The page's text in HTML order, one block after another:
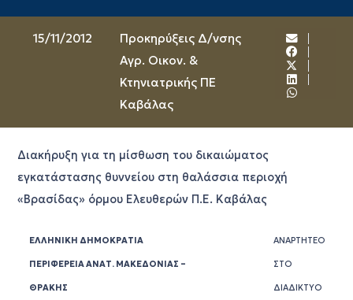
15/11/2012
Προκηρύξεις Δ/νσης
Αγρ. Οικον. &
Κτηνιατρικής ΠΕ
Καβάλας
Διακήρυξη για τη μίσθωση του δικαιώματος
εγκατάστασης θυννείου στη θαλάσσια περιοχή
«Βρασίδας» όρμου Ελευθερών Π.Ε. Καβάλας
ΕΛΛΗΝΙΚΗ ΔΗΜΟΚΡΑΤΙΑ
ΠΕΡΙΦΕΡΕΙΑ ΑΝΑΤ. ΜΑΚΕΔΟΝΙΑΣ –
ΘΡΑΚΗΣ
ΑΝΑΡΤΗΤΕΟ
ΣΤΟ
ΔΙΑΔΙΚΤΥΟ